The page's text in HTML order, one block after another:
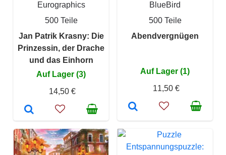
Eurographics
500 Teile
Jan Patrik Krasny: Die
Prinzessin, der Drache
und das Einhorn
Auf Lager (3)
14,50 €
BlueBird
500 Teile
Abendvergnügen
Auf Lager (1)
11,50 €